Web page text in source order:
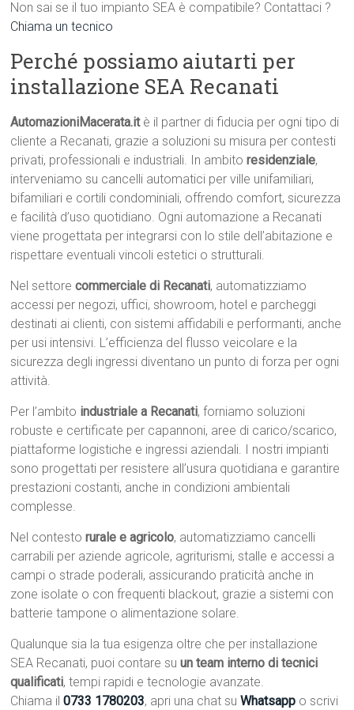
Non sai se il tuo impianto SEA è compatibile? Contattaci ?
Chiama un tecnico
Perché possiamo aiutarti per
installazione SEA Recanati
AutomazioniMacerata.itè il partner di fiducia per ogni tipo di
cliente a Recanati, grazie a soluzioni su misura per contesti
privati, professionali e industriali. In ambitoresidenziale,
interveniamo su cancelli automatici per ville unifamiliari,
bifamiliari e cortili condominiali, offrendo comfort, sicurezza
e facilità d’uso quotidiano. Ogni automazione a Recanati
viene progettata per integrarsi con lo stile dell’abitazione e
rispettare eventuali vincoli estetici o strutturali.
Nel settorecommerciale di Recanati, automatizziamo
accessi per negozi, uffici, showroom, hotel e parcheggi
destinati ai clienti, con sistemi affidabili e performanti, anche
per usi intensivi. L’efficienza del flusso veicolare e la
sicurezza degli ingressi diventano un punto di forza per ogni
attività.
Per l’ambito industriale a Recanati, forniamo soluzioni
robuste e certificate per capannoni, aree di carico/scarico,
piattaforme logistiche e ingressi aziendali. I nostri impianti
sono progettati per resistere all’usura quotidiana e garantire
prestazioni costanti, anche in condizioni ambientali
complesse.
Nel contestorurale e agricolo, automatizziamo cancelli
carrabili per aziende agricole, agriturismi, stalle e accessi a
campi o strade poderali, assicurando praticità anche in
zone isolate o con frequenti blackout, grazie a sistemi con
batterie tampone o alimentazione solare.
Qualunque sia la tua esigenza oltre che per installazione
SEA Recanati, puoi contare suun team interno di tecnici
qualificati, tempi rapidi e tecnologie avanzate.
Chiama il0733 1780203, apri una chat suWhatsapp o scrivi